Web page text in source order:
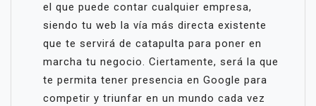
el que puede contar cualquier empresa,
siendo tu web la vía más directa existente
que te servirá de catapulta para poner en
marcha tu negocio. Ciertamente, será la que
te permita tener presencia en Google para
competir y triunfar en un mundo cada vez